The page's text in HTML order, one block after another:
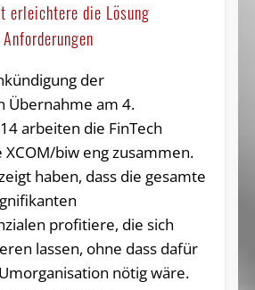
erleichtere die Lösung
der
Übernahme am 4.
arbeiten die FinTech
XCOM/biw eng zusammen.
haben, dass die gesamte
profitiere, die sich
lassen, ohne dass dafür
nötig wäre.